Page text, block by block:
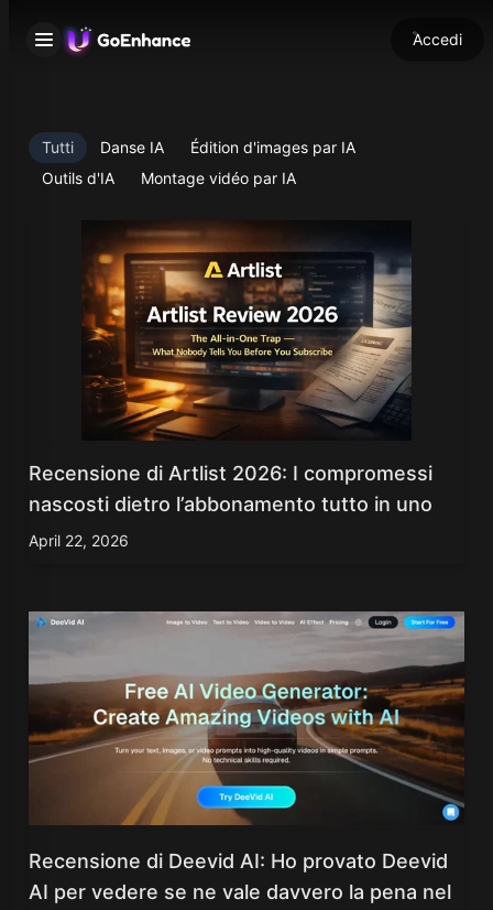
Accedi
Tutti Danse IA
Édition d'images par IA
Outils d'IA
Montage vidéo par IA
Recensione di Artlist 2026: I compromessi
nascosti dietro l’abbonamento tutto in uno
April 22, 2026
Recensione di Deevid AI: Ho provato Deevid
AI per vedere se ne vale davvero la pena nel